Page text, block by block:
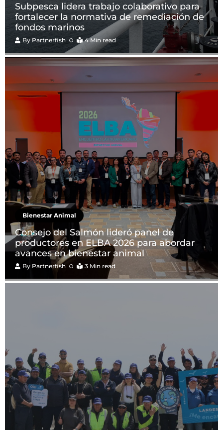
Subpesca lidera trabajo colaborativo para
fortalecer la normativa de remediación de
fondos marinos
By Partnerfish 4 Min read
Bienestar Animal
Consejo del Salmón lideró panel de
productores en ELBA 2026 para abordar
avances en bienestar animal
By Partnerfish 3 Min read